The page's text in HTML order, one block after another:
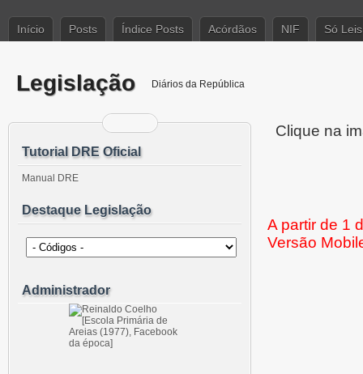
Início Posts Índice Posts Acórdãos NIF Só Leis
Legislação Diários da República
Clique na
A partir de 1
Versão
Tutorial DRE Oficial
Manual DRE
Destaque Legislação
Administrador